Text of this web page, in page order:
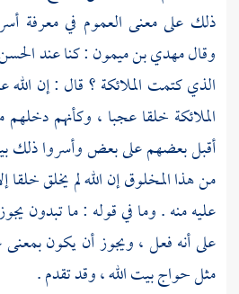
ذلك على معنى العموم في معرفة
وقالمهدي بن ميمون: كنا عند
الذي كتمت الملائكة ؟ قال : إن
الملائكة خلقا عجبا ، وكأنهم
أقبل بعضهم على بعض وأسروا ذلك
من هذا المخلوق إن الله لم يخلق خلقا
عليه منه . وما في قوله : ما تبدون
على أنه فعل ، ويجوز أن يكون
مثل حواج بيت الله ، وقد تقدم .